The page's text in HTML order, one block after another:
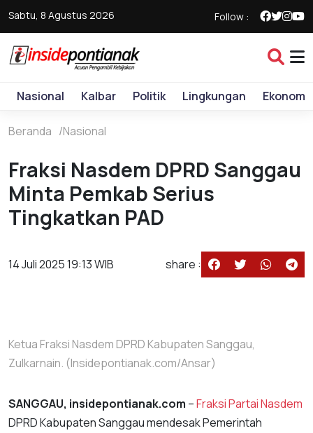
Sabtu, 8 Agustus 2026 Follow :
Nasional Kalbar Politik Lingkungan Ekonomi
Beranda Nasional
Fraksi Nasdem DPRD Sanggau
Minta Pemkab Serius
Tingkatkan PAD
14 Juli 2025 19:13 WIB share :
Ketua Fraksi Nasdem DPRD Kabupaten Sanggau,
Zulkarnain. (Insidepontianak.com/Ansar)
SANGGAU, insidepontianak.com –Fraksi Partai Nasdem
DPRD Kabupaten Sanggau mendesak Pemerintah